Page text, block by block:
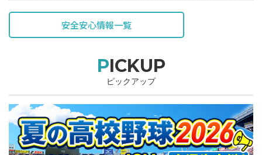
安全安心情報一覧
PICKUP
ピックアップ